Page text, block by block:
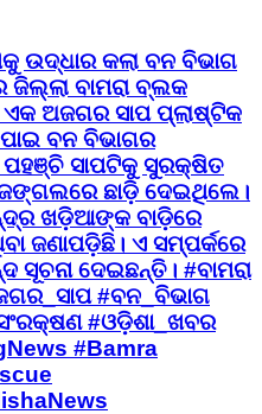
ଉଦ୍ଧାର କଲା ବନ ବିଭାଗ
ବାମରା ବ୍ଲକ
ଅଜଗର ସାପ ପ୍ଲାଷ୍ଟିକ
ବନ ବିଭାଗର
ପହଞ୍ଚି ସାପଟିକୁ ସୁରକ୍ଷିତ
ଛାଡ଼ି ଦେଇଥିଲେ।
ଖଡ଼ିଆଙ୍କ ବାଡ଼ିରେ
ଜଣାପଡ଼ିଛି। ଏ ସମ୍ପର୍କରେ
ସୂଚନା ଦେଇଛନ୍ତି। #ବାମରା
#ବନ_ବିଭାଗ
#ଓଡ଼ିଶା_ଖବର
#Bamra